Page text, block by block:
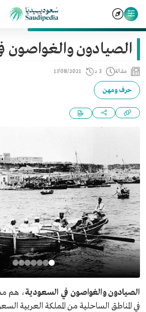
الصيادون والغواصون
مقالة 3 د 17/08/2021
حرف ومهن
الصيادون والغواصون في السعودية، هم
في المناطق الساحلية من المملكة العربية